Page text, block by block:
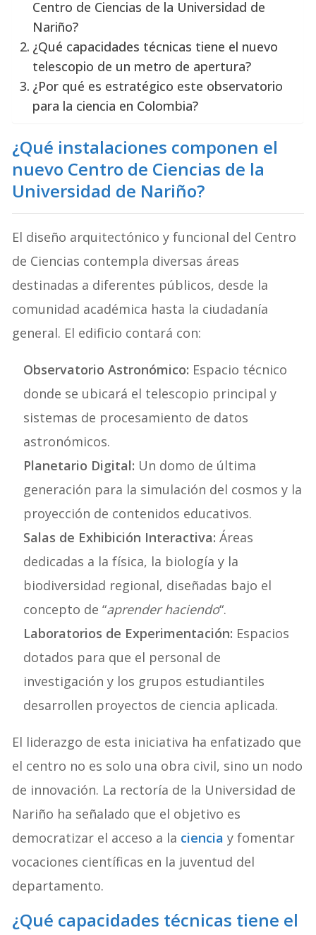
Centro de Ciencias de la Universidad de
Nariño?
¿Qué capacidades técnicas tiene el nuevo
telescopio de un metro de apertura?
¿Por qué es estratégico este observatorio
para la ciencia en Colombia?
¿Qué instalaciones componen el
nuevo Centro de Ciencias de la
Universidad de Nariño?
El diseño arquitectónico y funcional del Centro
de Ciencias contempla diversas áreas
destinadas a diferentes públicos, desde la
comunidad académica hasta la ciudadanía
general. El edificio contará con:
Observatorio Astronómico: Espacio técnico
donde se ubicará el telescopio principal y
sistemas de procesamiento de datos
astronómicos.
Planetario Digital: Un domo de última
generación para la simulación del cosmos y la
proyección de contenidos educativos.
Salas de Exhibición Interactiva: Áreas
dedicadas a la física, la biología y la
biodiversidad regional, diseñadas bajo el
concepto de “aprender haciendo“.
Laboratorios de Experimentación: Espacios
dotados para que el personal de
investigación y los grupos estudiantiles
desarrollen proyectos de ciencia aplicada.
El liderazgo de esta iniciativa ha enfatizado que
el centro no es solo una obra civil, sino un nodo
de innovación. La rectoría de la Universidad de
Nariño ha señalado que el objetivo es
democratizar el acceso a la ciencia y fomentar
vocaciones científicas en la juventud del
departamento.
¿Qué capacidades técnicas tiene el